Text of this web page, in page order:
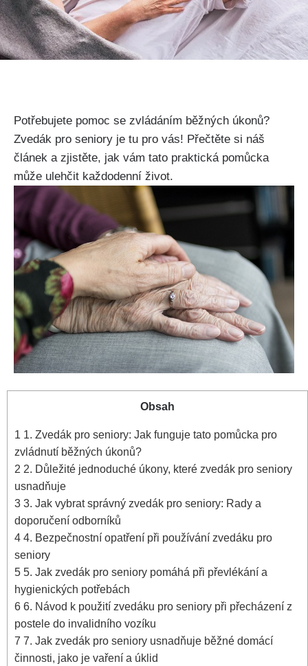
Potřebujete pomoc se zvládáním běžných úkonů?
Zvedák pro seniory je tu pro vás! Přečtěte si náš
článek a zjistěte, jak vám tato praktická pomůcka
může ulehčit každodenní život.
Obsah
1 1. Zvedák pro seniory: Jak funguje tato pomůcka pro
zvládnutí běžných úkonů?
2 2. Důležité jednoduché úkony, které zvedák pro seniory
usnadňuje
3 3. Jak vybrat správný zvedák pro seniory: Rady a
doporučení odborníků
4 4. Bezpečnostní opatření při používání zvedáku pro
seniory
5 5. Jak zvedák pro seniory pomáhá při převlékání a
hygienických potřebách
6 6. Návod k použití zvedáku pro seniory při přecházení z
postele do invalidního vozíku
7 7. Jak zvedák pro seniory usnadňuje běžné domácí
činnosti, jako je vaření a úklid